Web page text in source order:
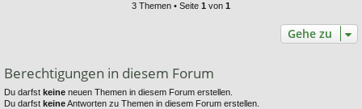
3 Themen • Seite 1 von 1
Gehe zu
Berechtigungen in diesem Forum
Du darfst keine neuen Themen in diesem Forum erstellen.
Du darfst keineAntworten zu Themen in diesem Forum erstellen.